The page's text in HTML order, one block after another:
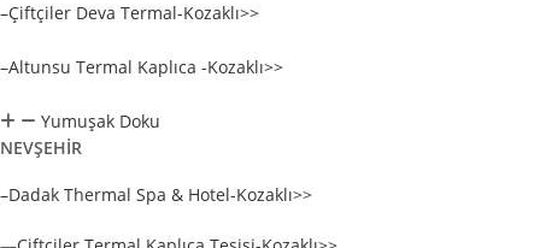
–Çiftçiler Deva Termal-Kozaklı>>
–Altunsu Termal Kaplıca -Kozaklı>>
Yumuşak Doku
NEVŞEHİR
–Dadak Thermal Spa & Hotel-Kozaklı>>